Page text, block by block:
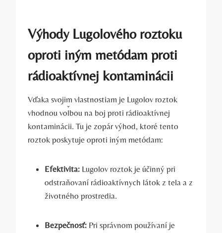
Výhody⁣ Lugolového ⁢roztoku
oproti iným metódam proti
rádioaktívnej kontaminácii
Vďaka svojim vlastnostiam je Lugolov roztok‌
vhodnou voľbou na boj proti rádioaktívnej
kontaminácii. Tu je zopár výhod, ktoré tento
roztok​ poskytuje ⁢oproti iným‌ metódam:
Efektivita: Lugolov roztok je účinný‍ pri
odstraňovaní ‌rádioaktívnych látok z tela a z
životného prostredia.
Bezpečnosť: Pri ​správnom používaní je